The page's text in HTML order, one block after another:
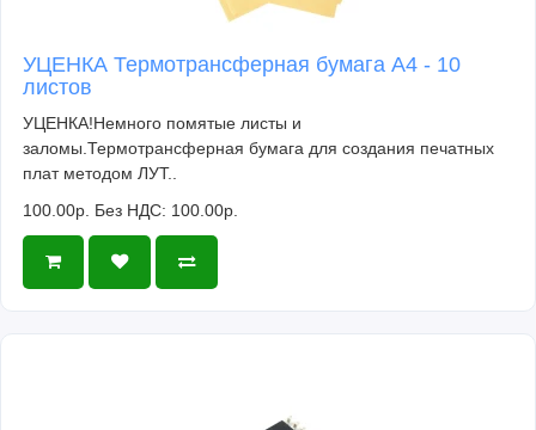
УЦЕНКА Термотрансферная бумага А4 - 10
листов
УЦЕНКА!Немного помятые листы и
заломы.Термотрансферная бумага для создания печатных
плат методом ЛУТ..
100.00р. Без НДС: 100.00р.